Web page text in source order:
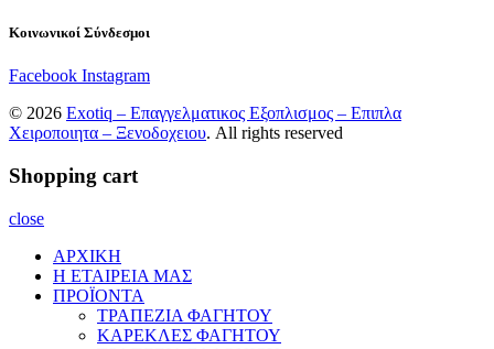
Κοινωνικοί Σύνδεσμοι
Facebook Instagram
© 2026 Exotiq – Επαγγελματικος Εξοπλισμος – Επιπλα
Χειροποιητα – Ξενοδοχειου. All rights reserved
Shopping cart
close
ΑΡΧΙΚΗ
Η ΕΤΑΙΡΕΙΑ ΜΑΣ
ΠΡΟΪΟΝΤΑ
ΤΡΑΠΕΖΙΑ ΦΑΓΗΤΟΥ
ΚΑΡΕΚΛΕΣ ΦΑΓΗΤΟΥ